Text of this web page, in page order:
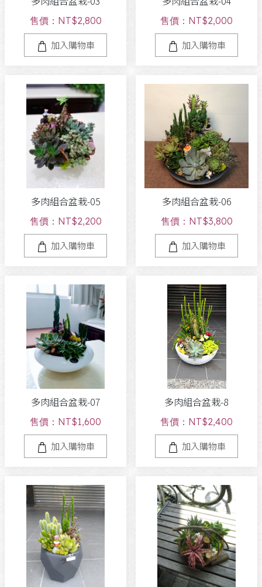
售價：NT$2,800
加入購物車
售價：NT$2,000
加入購物車
多肉組合盆栽-05
售價：NT$2,200
加入購物車
多肉組合盆栽-06
售價：NT$3,800
加入購物車
多肉組合盆栽-07
售價：NT$1,600
加入購物車
多肉組合盆栽-8
售價：NT$2,400
加入購物車